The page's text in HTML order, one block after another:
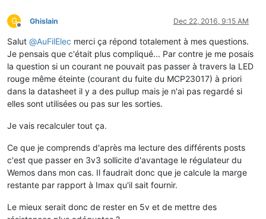
G
Offline
Ghislain Dec 22, 2016, 9:15 AM
Salut @AuFilElec merci ça répond totalement à mes questions.
Je pensais que c'était plus compliqué... Par contre je me posais
la question si un courant ne pouvait pas passer à travers la LED
rouge même éteinte (courant du fuite du MCP23017) à priori
dans la datasheet il y a des pullup mais je n'ai pas regardé si
elles sont utilisées ou pas sur les sorties.
Je vais recalculer tout ça.
Ce que je comprends d'après ma lecture des différents posts
c'est que passer en 3v3 sollicite d'avantage le régulateur du
Wemos dans mon cas. Il faudrait donc que je calcule la marge
restante par rapport à Imax qu'il sait fournir.
Le mieux serait donc de rester en 5v et de mettre des